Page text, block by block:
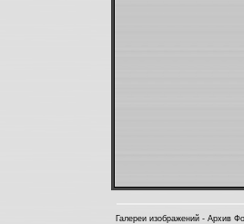
Галереи изображений - Архив